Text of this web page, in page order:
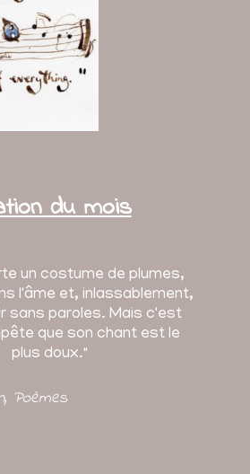
du mois
un costume de plumes,
l'âme et, inlassablement,
sans paroles. Mais c'est
que son chant est le
plus doux."
, Poèmes